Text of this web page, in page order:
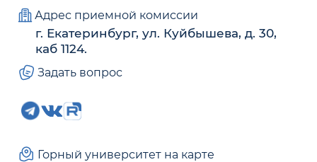
Адрес приемной комиссии
г. Екатеринбург, ул. Куйбышева, д. 30,
каб 1124.
Задать вопрос
Горный университет на карте